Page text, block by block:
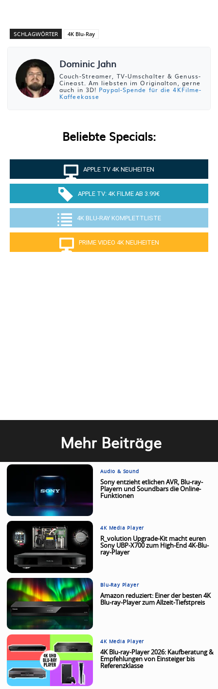
SCHLAGWÖRTER 4K Blu-Ray
Dominic Jahn
Couch-Streamer, TV-Umschalter & Genuss-
Cineast. Am liebsten im Originalton, gerne
auch in 3D! Paypal-Spende für die 4KFilme-
Kaffeekasse
Beliebte Specials:
APPLE TV 4K NEUHEITEN
APPLE TV: 4K FILME AB 3.99€
4K BLU-RAY KOMPLETTLISTE
PRIME VIDEO 4K NEUHEITEN
Mehr Beiträge
Audio & Sound
Sony entzieht etlichen AVR, Blu-ray-
Playern und Soundbars die Online-
Funktionen
4K Media Player
R_volution Upgrade-Kit macht euren
Sony UBP-X700 zum High-End 4K-Blu-
ray-Player
Blu-Ray Player
Amazon reduziert: Einer der besten 4K
Blu-ray-Player zum Allzeit-Tiefstpreis
4K Media Player
4K Blu-ray-Player 2026: Kaufberatung &
Empfehlungen von Einsteiger bis
Referenzklasse